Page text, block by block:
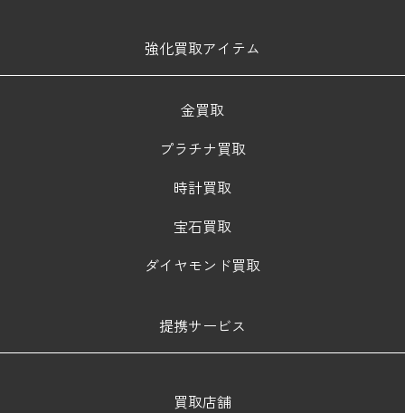
強化買取アイテム
金買取
プラチナ買取
時計買取
宝石買取
ダイヤモンド買取
提携サービス
買取店舗